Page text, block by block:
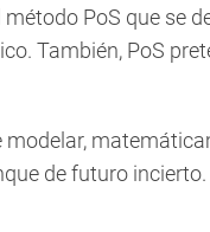
PoS que se
También, PoS
de futuro